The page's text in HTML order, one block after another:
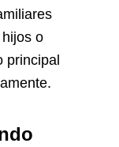
o
principal